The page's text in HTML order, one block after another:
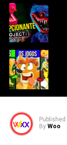
Published
By Woo